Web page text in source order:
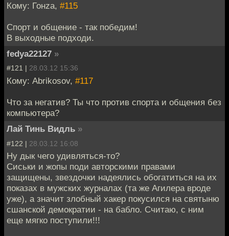
Кому: Гонzа, #115
Спорт и общение - так победим!
В выходные подходи.
fedya22127 »
#121 | 28.03.12 15:36
Кому: Abrikosov, #117
Что за негатив? Ты что против спорта и общения без
компьютера?
Лай Тинь Видль »
#122 | 28.03.12 16:08
Ну дык чего удивляться-то?
Сиськи и жопы поди авторскими правами
защищены, звездочки надеялись обогатиться на их
показах в мужских журналах (та же Агилера вроде
уже), а значит злобный хакер покусился на святыню
сшанской демократии - на бабло. Считаю, с ним
еще мягко поступили!!!